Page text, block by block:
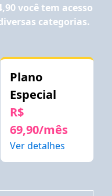
você tem acesso
categorias.
Plano
Especial
R$
69,90/mês
Ver detalhes